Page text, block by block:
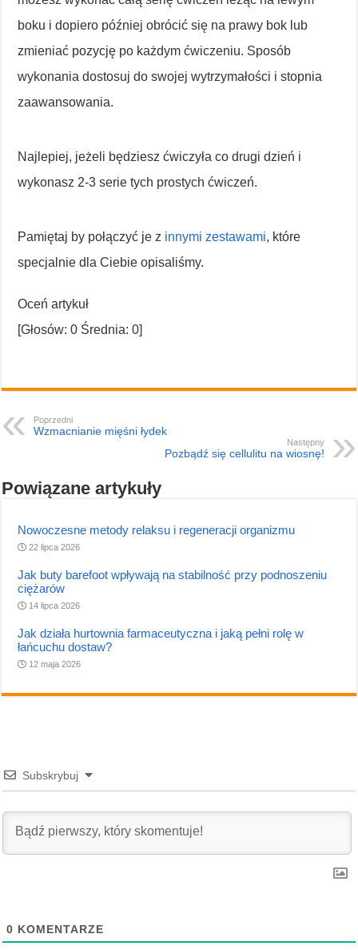
boku i dopiero później obrócić się na prawy bok lub
zmieniać pozycję po każdym ćwiczeniu. Sposób
wykonania dostosuj do swojej wytrzymałości i stopnia
zaawansowania.
Najlepiej, jeżeli będziesz ćwiczyła co drugi dzień i
wykonasz 2-3 serie tych prostych ćwiczeń.
Pamiętaj by połączyć je z innymi zestawami, które
specjalnie dla Ciebie opisaliśmy.
Oceń artykuł
[Głosów:0 Średnia:0]
Poprzedni
Wzmacnianie mięśni łydek
Następny
Pozbądź się cellulitu na wiosnę!
Powiązane artykuły
Nowoczesne metody relaksu i regeneracji organizmu
22 lipca 2026
Jak buty barefoot wpływają na stabilność przy podnoszeniu
ciężarów
14 lipca 2026
Jak działa hurtownia farmaceutyczna i jaką pełni rolę w
łańcuchu dostaw?
12 maja 2026
Subskrybuj
0 KOMENTARZE